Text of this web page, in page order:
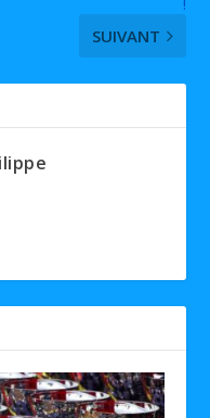
SUIVANT